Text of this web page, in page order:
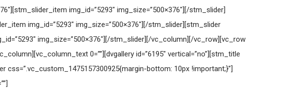
img_id=”5293″ img_size=”500×376″][/stm_slider]
img_id=”5293″ img_size=”500×376″][/stm_slider][stm_slider
img_size=”500×376″][/stm_slider][/vc_column][/vc_row][vc_row
0=””][dvgallery id=”6195″ vertical=”no”][stm_title
css=”.vc_custom_1475157300925{margin-bottom: 10px !important;}”]